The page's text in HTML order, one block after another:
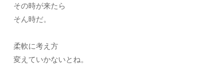
その時が来たら
そん時だ。
柔軟に考え方
変えていかないとね。